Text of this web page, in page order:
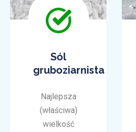
Sól
gruboziarnista
Najlepsza
(właściwa)
wielkość